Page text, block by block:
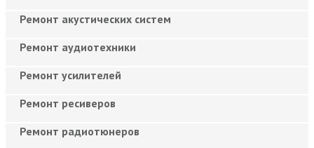
Ремонт акустических систем
Ремонт аудиотехники
Ремонт усилителей
Ремонт ресиверов
Ремонт радиотюнеров